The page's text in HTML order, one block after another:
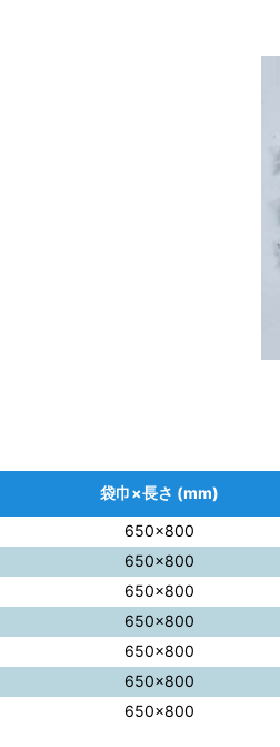
袋巾×長さ (mm)
650×800
650×800
650×800
650×800
650×800
650×800
650×800